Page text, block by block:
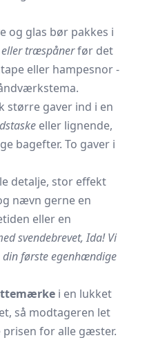
og glas bør pakkes i
træspånerfør det
eller hampesnor -
større gaver ind i en
eller lignende,
bagefter. To gaver i
detalje, stor effekt
nævn gerne en
eller en
svendebrevet, Ida! Vi
første egenhændige
i en lukket
så modtageren let
for alle gæster.